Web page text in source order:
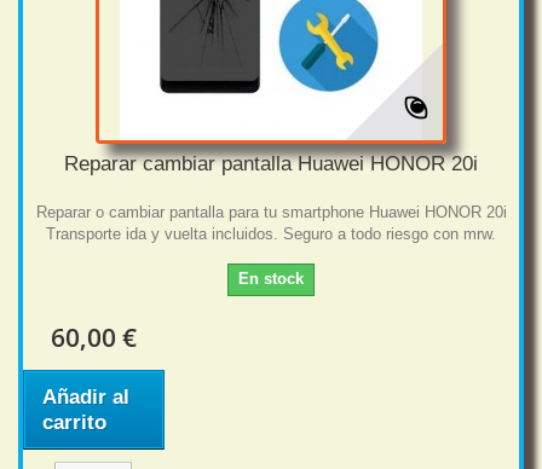
Reparar cambiar pantalla Huawei HONOR 20i
Reparar o cambiar pantalla para tu smartphone Huawei HONOR 20i
Transporte ida y vuelta incluidos. Seguro a todo riesgo con mrw.
En stock
60,00 €
Añadir al
carrito